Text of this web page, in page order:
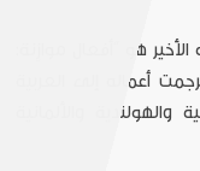
هو “أفعال موازِنة:
(١٩٩٣-٢٠١٥)، وقد تُرجمت أعماله إلى العربية
والهولندية والألمانية